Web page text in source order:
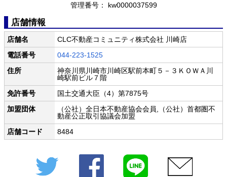
管理番号： kw0000037599
店舗情報
店舗名
CLC不動産コミュニティ株式会社 川崎店
電話番号
044-223-1525
住所
神奈川県川崎市川崎区駅前本町５－３ＫＯＷＡ川
崎駅前ビル７階
免許番号
国土交通大臣（4）第7875号
加盟団体
（公社）全日本不動産協会会員,（公社）首都圏不
動産公正取引協議会加盟
店舗コード
8484
Twitter Facebook